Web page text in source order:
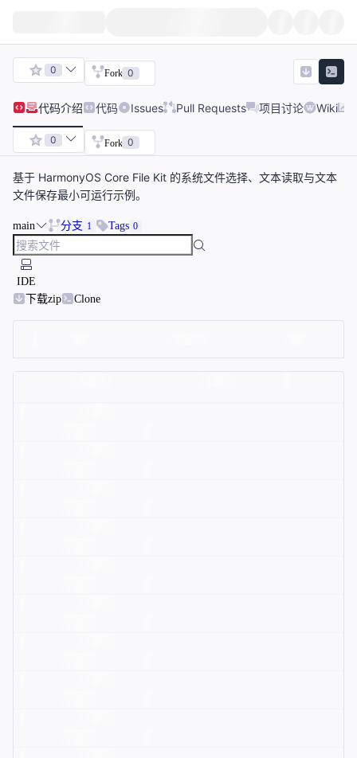
0 Fork 0
代码介绍 代码 Issues Pull Requests 项目讨论 Wiki
0 Fork 0
基于 HarmonyOS Core File Kit 的系统文件选择、文本读取与文本
文件保存最小可运行示例。
main 分支 1 Tags 0
IDE
下载zip
Clone